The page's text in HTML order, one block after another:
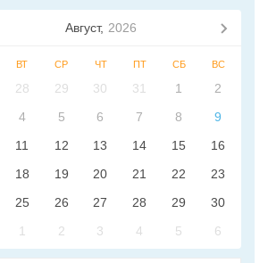
Август, 2026
ВТ СР ЧТ ПТ СБ ВС
28 29 30 31 1
2
4 5 6 7 8
9
11 12 13 14 15
16
18 19 20 21 22
23
25 26 27 28 29
30
1 2 3 4 5 6